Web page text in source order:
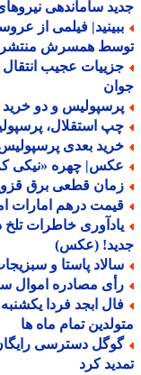
ساماندهی نیروهای
همسرش منتشر شد
عجیب انتقال
و دو خرید
استقلال،
بعدی پرسپولیس
چهره «نیکی کریمی» در 20 سالگی
قطعی برق قزوین امروز شنبه 17
درهم امارات امروز شنبه 17
خاطرات تلخ
(عکس)
پاستا و
مصادره اموال
تمام ماه ها
کرد